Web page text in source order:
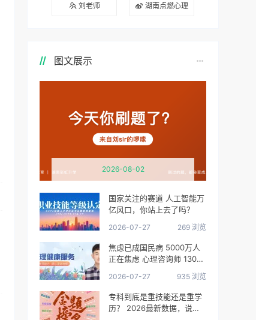
刘老师 湖南点燃心理
图文展示
2026-08-02
国家关注的赛道 人工智能万
亿风口，你站上去了吗？
2026-07-27 269 浏览
焦虑已成国民病 5000万人
正在焦虑 心理咨询师 130万
2026-07-27 935 浏览
专科到底是重技能还是重学
历？ 2026最新数据，说得